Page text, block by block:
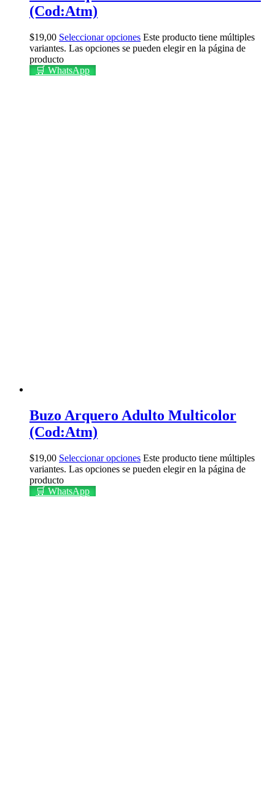
(Cod:Atm)
$19,00 Seleccionar opciones Este producto tiene múltiples
variantes. Las opciones se pueden elegir en la página de
producto
🛒 WhatsApp
Buzo Arquero Adulto Multicolor
(Cod:Atm)
$19,00 Seleccionar opciones Este producto tiene múltiples
variantes. Las opciones se pueden elegir en la página de
producto
🛒 WhatsApp